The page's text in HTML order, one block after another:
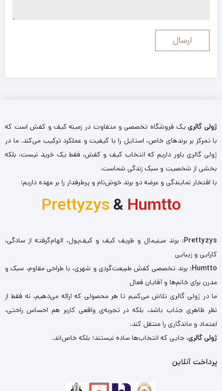
ژولی گالرییک فروشگاه تخصصی و متفاوت در زمینه کیف و کفش است که
با تمرکز بر برندهای خاص، استایل را با کیفیت و عملکرد ترکیب می‌کند. ما در
ژولی گالری باور داریم که انتخاب کیف و کفش، فقط یک خرید نیست، بلکه
بخشی از شخصیت و سبک زندگی شماست.
با افتخار نمایندگی و عرضه دو برند خوش‌نام و پرطرفدار را بر عهده داریم:
Prettyzys& Humtto
Prettyzys: برند مینیمال و ظریف کیف و کیف‌پول، الهام‌گرفته از سادگی،
کارایی و زیبایی
Humtto: برند تخصصی کفش طبیعت‌گردی و شهری، با طراحی مقاوم، سبک و
مدرن برای خانم‌ها و آقایان فعال
ما در ژولی گالری تلاش می‌کنیم تا هر محصولی که ارائه می‌دهیم، نه فقط از
نظر ظاهری جذاب باشد، بلکه در تجربه‌ی واقعی کاربر هم احساس راحتی،
اعتماد و ماندگاری را منتقل کند.
ژولی گالری، جایی که انتخاب‌ها ساده نیستند؛ بلکه خاص‌اند.
پرداخت آنلاین